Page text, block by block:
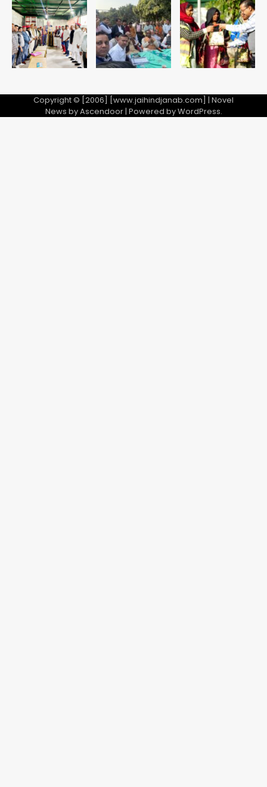
5
Copyright © [2006] [www.jaihindjanab.com] | Novel
News byAscendoor| Powered byWordPress.